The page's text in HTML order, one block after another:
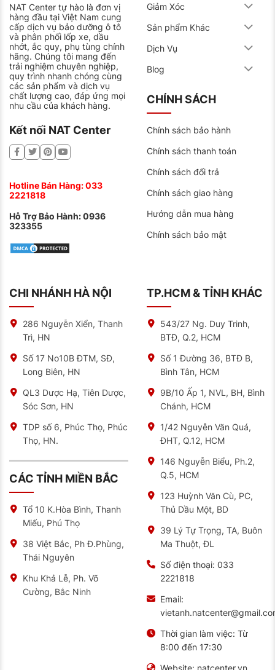
NAT Center tự hào là đơn vị
hàng đầu tại Việt Nam cung
cấp dịch vụ bảo dưỡng ô tô
và phân phối lốp xe, dầu
nhớt, ắc quy, phụ tùng chính
hãng. Chúng tôi mang đến
trải nghiệm chuyên nghiệp,
quy trình nhanh chóng cùng
các sản phẩm và dịch vụ
chất lượng cao, đáp ứng mọi
nhu cầu của khách hàng.
Kết nối NAT Center
Hotline Bán Hàng:033
2221818
Hỗ Trợ Bảo Hành:0936
323355
Giảm Xóc
Sản phẩm Khác
Dịch Vụ
Blog
CHÍNH SÁCH
Chính sách bảo hành
Chính sách thanh toán
Chính sách đổi trả
Chính sách giao hàng
Hướng dẫn mua hàng
Chính sách bảo mật
CHI NHÁNH HÀ NỘI
286 Nguyễn Xiển, Thanh
Trì, HN
Số 17 No10B ĐTM, SĐ,
Long Biên, HN
QL3 Dược Hạ, Tiên Dược,
Sóc Sơn, HN
TDP số 6, Phúc Thọ, Phúc
Thọ, HN.
CÁC TỈNH MIỀN BẮC
Tổ 10 K.Hòa Bình, Thanh
Miếu, Phú Thọ
38 Việt Bắc, Ph Đ.Phùng,
Thái Nguyên
Khu Khả Lễ, Ph. Võ
Cường, Bắc Ninh
TP.HCM & TỈNH KHÁC
543/27 Ng. Duy Trinh,
BTĐ, Q.2, HCM
Số 1 Đường 36, BTĐ B,
Bình Tân, HCM
9B/10 Ấp 1, NVL, BH, Bình
Chánh, HCM
1/42 Nguyễn Văn Quá,
ĐHT, Q.12, HCM
146 Nguyễn Biểu, Ph.2,
Q.5, HCM
123 Huỳnh Văn Cù, PC,
Thủ Dầu Một, BD
39 Lý Tự Trọng, TA, Buôn
Ma Thuột, ĐL
Số điện thoại: 033
2221818
Email:
Thời gian làm việc: Từ
8:00 đến 17:30
Website: natcenter.vn